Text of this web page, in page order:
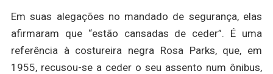
Em suas alegações no mandado de segurança, elas
afirmaram que “estão cansadas de ceder”. É uma
referência à costureira negra Rosa Parks, que, em
1955, recusou-se a ceder o seu assento num ônibus,